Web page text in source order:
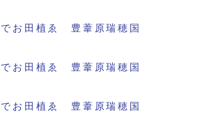
お田植ゑ 豊葦原瑞穂国
お田植ゑ 豊葦原瑞穂国
お田植ゑ 豊葦原瑞穂国